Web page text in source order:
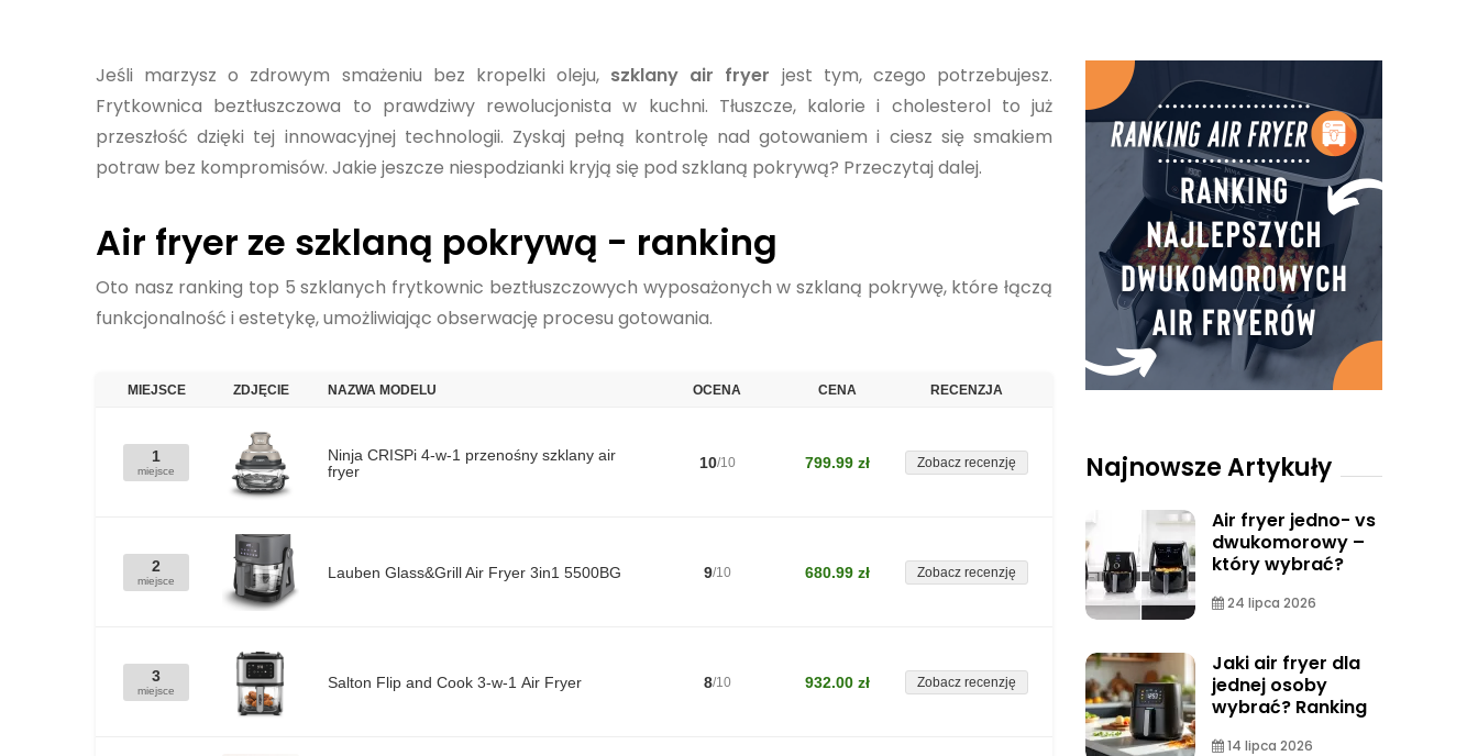
Jeśli marzysz o zdrowym smażeniu bez kropelki oleju, szklany air fryer jest tym, czego potrzebujesz.
Frytkownica beztłuszczowa to prawdziwy rewolucjonista w kuchni. Tłuszcze, kalorie i cholesterol to już
przeszłość dzięki tej innowacyjnej technologii. Zyskaj pełną kontrolę nad gotowaniem i ciesz się smakiem
potraw bez kompromisów. Jakie jeszcze niespodzianki kryją się pod szklaną pokrywą? Przeczytaj dalej.
Air fryer ze szklaną pokrywą - ranking
​Oto nasz ranking top 5 szklanych frytkownic beztłuszczowych wyposażonych w szklaną pokrywę, które łączą
funkcjonalność i estetykę, umożliwiając obserwację procesu gotowania.
MIEJSCE ZDJĘCIE NAZWA MODELU OCENA CENA RECENZJA
1
miejsce
Ninja CRISPi 4-w-1 przenośny szklany air
fryer
10/10 799.99 zł Zobacz recenzję
2
miejsce Lauben Glass&Grill Air Fryer 3in1 5500BG 9/10 680.99 zł Zobacz recenzję
3
miejsce Salton Flip and Cook 3-w-1 Air Fryer 8/10 932.00 zł Zobacz recenzję
Najnowsze Artykuły
Air fryer jedno- vs
dwukomorowy –
który wybrać?
24 lipca 2026
Jaki air fryer dla
jednej osoby
wybrać? Ranking
14 lipca 2026